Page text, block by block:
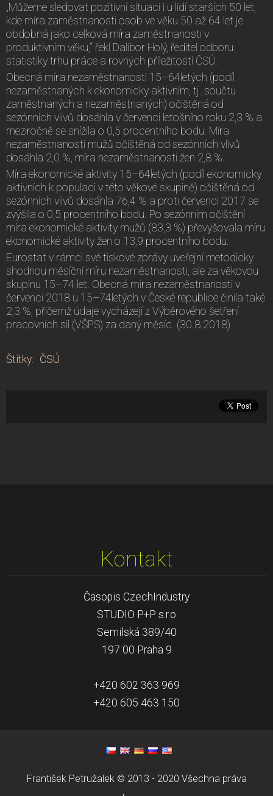
„Můžeme sledovat pozitivní situaci i u lidí starších 50 let,
kde míra zaměstnanosti osob ve věku 50 až 64 let je
obdobná jako celková míra zaměstnanosti v
produktivním věku,“ řekl Dalibor Holý, ředitel odboru
statistiky trhu práce a rovných příležitostí ČSÚ.
Obecná míra nezaměstnanosti 15–64letých (podíl
nezaměstnaných k ekonomicky aktivním, tj. součtu
zaměstnaných a nezaměstnaných) očištěná od
sezónních vlivů dosáhla v červenci letošního roku 2,3 % a
meziročně se snížila o 0,5 procentního bodu. Míra
nezaměstnanosti mužů očištěná od sezónních vlivů
dosáhla 2,0 %, míra nezaměstnanosti žen 2,8 %.
Míra ekonomické aktivity 15–64letých (podíl ekonomicky
aktivních k populaci v této věkové skupině) očištěná od
sezónních vlivů dosáhla 76,4 % a proti červenci 2017 se
zvýšila o 0,5 procentního bodu. Po sezónním očištění
míra ekonomické aktivity mužů (83,3 %) převyšovala míru
ekonomické aktivity žen o 13,9 procentního bodu.
Eurostat v rámci své tiskové zprávy uveřejní metodicky
shodnou měsíční míru nezaměstnanosti, ale za věkovou
skupinu 15–74 let. Obecná míra nezaměstnanosti v
červenci 2018 u 15–74letých v České republice činila také
2,3 %, přičemž údaje vycházejí z Výběrového šetření
pracovních sil (VŠPS) za daný měsíc. (30.8.2018)
Štítky: ČSÚ
Kontakt
Časopis CzechIndustry
STUDIO P+P s.r.o
Semilská 389/40
197 00 Praha 9
+420 602 363 969
+420 605 463 150
František Petružalek © 2013 - 2020 Všechna práva